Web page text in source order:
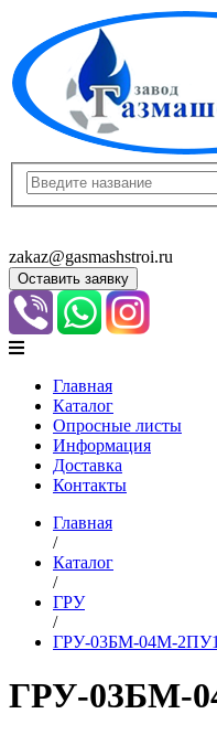
zakaz@gasmashstroi.ru
Оставить заявку
Главная
Каталог
Опросные листы
Информация
Доставка
Контакты
Главная
/
Каталог
/
ГРУ
/
ГРУ-03БМ-04М-2ПУ1
ГРУ-03БМ-